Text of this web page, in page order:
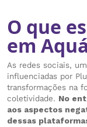
O que
em
As redes sociais,
influenciadas por
transformações na
coletividade. No
aos aspectos
dessas